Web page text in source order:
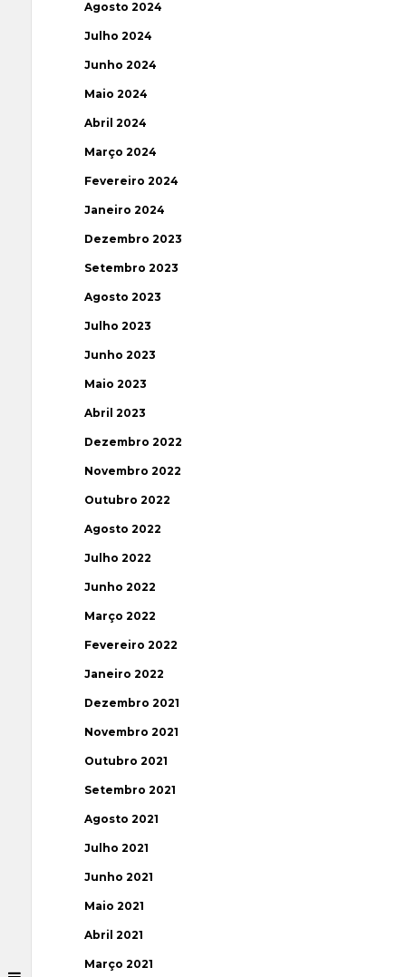
Agosto 2024
Julho 2024
Junho 2024
Maio 2024
Abril 2024
Março 2024
Fevereiro 2024
Janeiro 2024
Dezembro 2023
Setembro 2023
Agosto 2023
Julho 2023
Junho 2023
Maio 2023
Abril 2023
Dezembro 2022
Novembro 2022
Outubro 2022
Agosto 2022
Julho 2022
Junho 2022
Março 2022
Fevereiro 2022
Janeiro 2022
Dezembro 2021
Novembro 2021
Outubro 2021
Setembro 2021
Agosto 2021
Julho 2021
Junho 2021
Maio 2021
Abril 2021
Março 2021